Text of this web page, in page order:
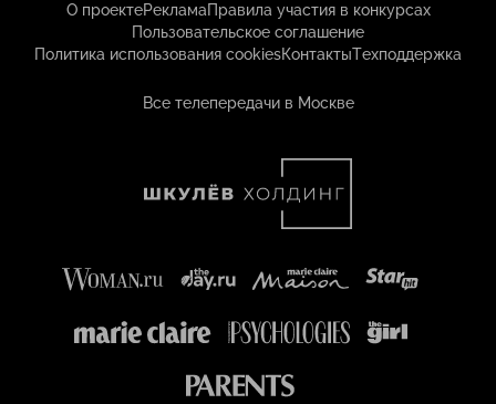
О проектеРекламаПравила участия в конкурсах
Пользовательское соглашение
Политика использования cookiesКонтактыТехподдержка
Все телепередачи в Москве